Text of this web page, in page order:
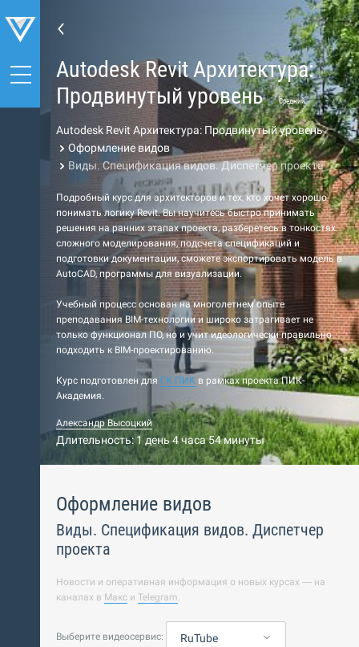
Autodesk Revit Архитектура:
Продвинутый уровень
Средний
Autodesk Revit Архитектура: Продвинутый уровень
Оформление видов
Виды. Спецификация видов. Диспетчер проекта
Подробный курс для архитекторов и тех, кто хочет хорошо
понимать логику Revit. Вы научитесь быстро принимать
решения на ранних этапах проекта, разберетесь в тонкостях
сложного моделирования, подсчета спецификаций и
подготовки документации, сможете экспортировать модель в
AutoCAD, программы для визуализации.
Учебный процесс основан на многолетнем опыте
преподавания BIM-технологии и широко затрагивает не
только функционал ПО, но и учит идеологически правильно
подходить к BIM-проектированию.
Курс подготовлен для ГК ПИК в рамках проекта ПИК-
Академия.
Александр Высоцкий
Длительность: 1 день 4 часа 54 минуты
Оформление видов
Виды. Спецификация видов. Диспетчер
проекта
Новости и оперативная информация о новых курсах — на
каналах в Макс и Telegram.
Выберите видеосервис: RuTube